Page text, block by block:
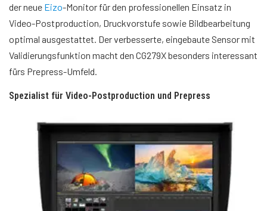
der neue Eizo-Monitor für den professionellen Einsatz in
Video-Postproduction, Druckvorstufe sowie Bildbearbeitung
optimal ausgestattet. Der verbesserte, eingebaute Sensor mit
Validierungsfunktion macht den CG279X besonders interessant
fürs Prepress-Umfeld.
Spezialist für Video-Postproduction und Prepress